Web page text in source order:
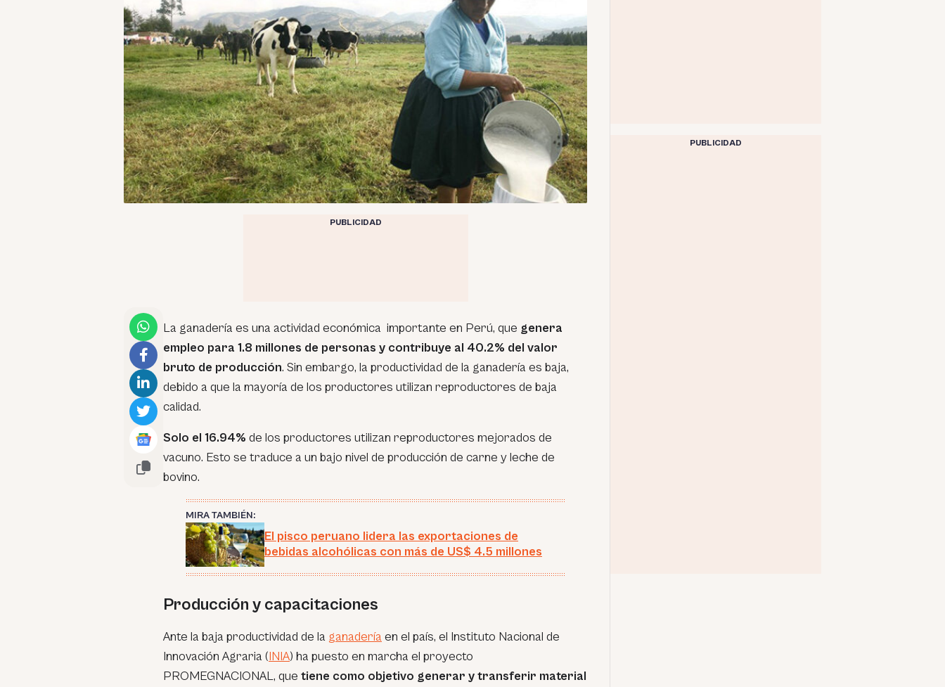
PUBLICIDAD
La ganadería es una actividad económica importante en Perú, que genera
empleo para 1.8 millones de personas y contribuye al 40.2% del valor
bruto de producción. Sin embargo, la productividad de la ganadería es baja,
debido a que la mayoría de los productores utilizan reproductores de baja
calidad.
Solo el 16.94% de los productores utilizan reproductores mejorados de
vacuno. Esto se traduce a un bajo nivel de producción de carne y leche de
bovino.
MIRA TAMBIÉN:
El pisco peruano lidera las exportaciones de
bebidas alcohólicas con más de US$ 4.5 millones
Producción y capacitaciones
Ante la baja productividad de la ganadería en el país, el Instituto Nacional de
Innovación Agraria (INIA) ha puesto en marcha el proyecto
PROMEGNACIONAL, que tiene como objetivo generar y transferir material
PUBLICIDAD